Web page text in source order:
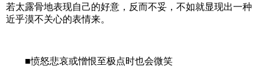
若太露骨地表现自己的好意，反而不妥，不如就显现出一种
近乎漠不关心的表情来。
■愤怒悲哀或憎恨至极点时也会微笑